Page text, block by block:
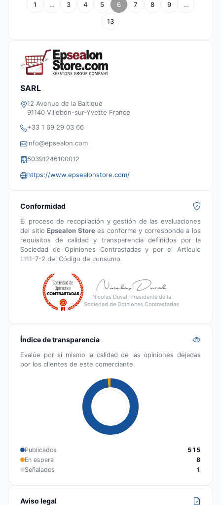
1 … 3 4 5 6 7 8 9 …
13
SARL
12 Avenue de la Baltique
91140 Villebon-sur-Yvette France
+33 1 69 29 03 66
info@epsealon.com
50391246100012
https://www.epsealonstore.com/
Conformidad
El proceso de recopilación y gestión de las evaluaciones
del sitioEpsealon Storees conforme y corresponde a los
requisitos de calidad y transparencia definidos por la
Sociedad de Opiniones Contrastadas y por el Artículo
L111-7-2 del Código de consumo.
Nicolas Duval, Presidente de la
Sociedad de Opiniones Contrastadas
Índice de transparencia
Evalúe por sí mismo la calidad de las opiniones dejadas
por los clientes de este comerciante.
Publicados
515
En espera
8
Señalados
1
Aviso legal